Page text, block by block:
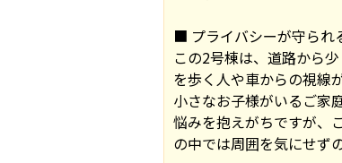
■ プライバシーが守られ
この2号棟は、道路から
を歩く人や車からの視線
小さなお子様がいるご家
悩みを抱えがちですが、
の中では周囲を気にせず